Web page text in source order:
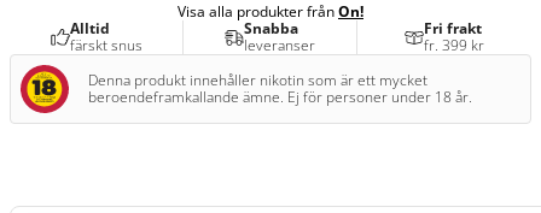
Visa alla produkter frånOn!
Alltid
färskt snus
Snabba
leveranser
Fri frakt
fr. 399 kr
Denna produkt innehåller nikotin som är ett mycket
beroendeframkallande ämne. Ej för personer under 18 år.